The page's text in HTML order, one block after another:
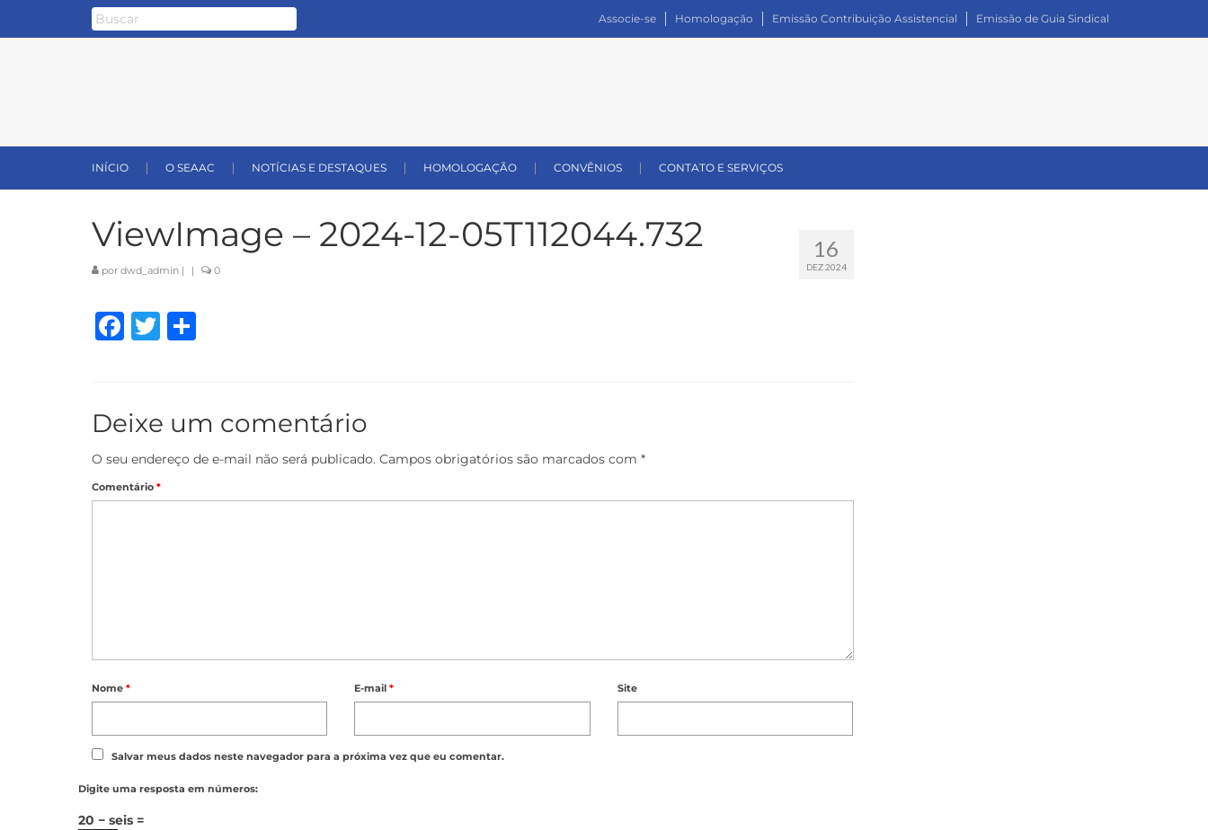
Associe-se Homologação Emissão Contribuição Assistencial Emissão de Guia Sindical
INÍCIO O SEAAC NOTÍCIAS E DESTAQUES HOMOLOGAÇÃO CONVÊNIOS CONTATO E SERVIÇOS
16
DEZ 2024
ViewImage – 2024-12-05T112044.732
por dwd_admin | | 0
Facebook
Twitter
Deixe um comentário
O seu endereço de e-mail não será publicado. Campos obrigatórios são marcados com *
Comentário *
Nome * E-mail* Site
Salvar meus dados neste navegador para a próxima vez que eu comentar.
Digite uma resposta em números:
20 − seis =